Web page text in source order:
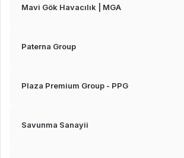
Mavi Gök Havacılık | MGA
Paterna Group
Plaza Premium Group - PPG
Savunma Sanayii